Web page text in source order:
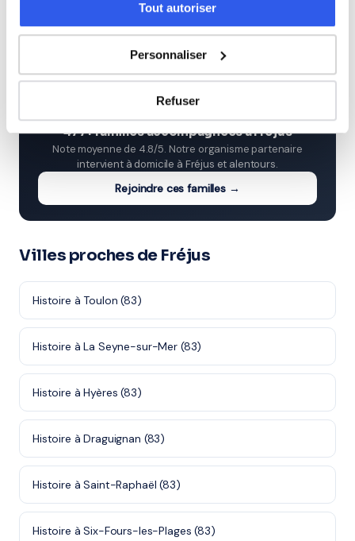
Tout autoriser
Personnaliser
Refuser
Terminale (Lycée)
⭐
477+ familles accompagnées à Fréjus
Note moyenne de 4.8/5. Notre organisme partenaire
intervient à domicile à Fréjus et alentours.
Rejoindre ces familles →
Villes proches de Fréjus
Histoire à Toulon (83)
Histoire à La Seyne-sur-Mer (83)
Histoire à Hyères (83)
Histoire à Draguignan (83)
Histoire à Saint-Raphaël (83)
Histoire à Six-Fours-les-Plages (83)